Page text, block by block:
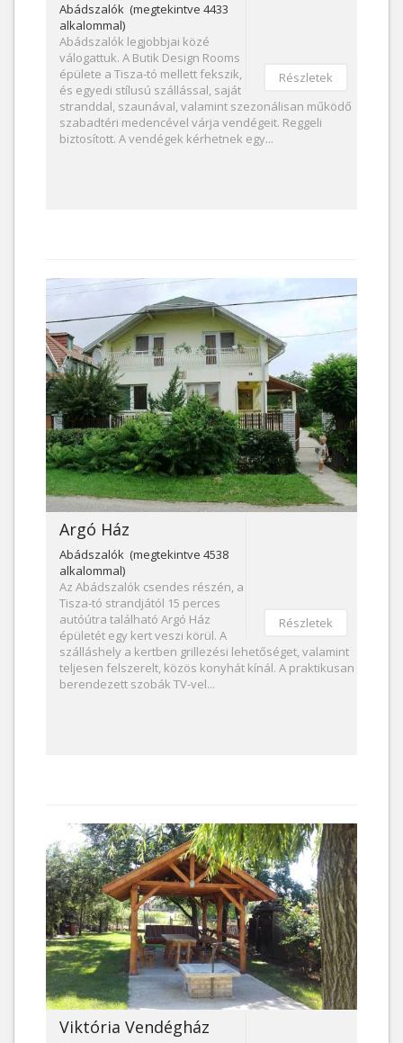
Részletek
Abádszalók (megtekintve 4433
alkalommal)
Abádszalók legjobbjai közé
válogattuk. A Butik Design Rooms
épülete a Tisza-tó mellett fekszik,
és egyedi stílusú szállással, saját
stranddal, szaunával, valamint szezonálisan működő
szabadtéri medencével várja vendégeit. Reggeli
biztosított. A vendégek kérhetnek egy...
Részletek
Argó Ház
Abádszalók (megtekintve 4538
alkalommal)
Az Abádszalók csendes részén, a
Tisza-tó strandjától 15 perces
autóútra található Argó Ház
épületét egy kert veszi körül. A
szálláshely a kertben grillezési lehetőséget, valamint
teljesen felszerelt, közös konyhát kínál. A praktikusan
berendezett szobák TV-vel...
Viktória Vendégház